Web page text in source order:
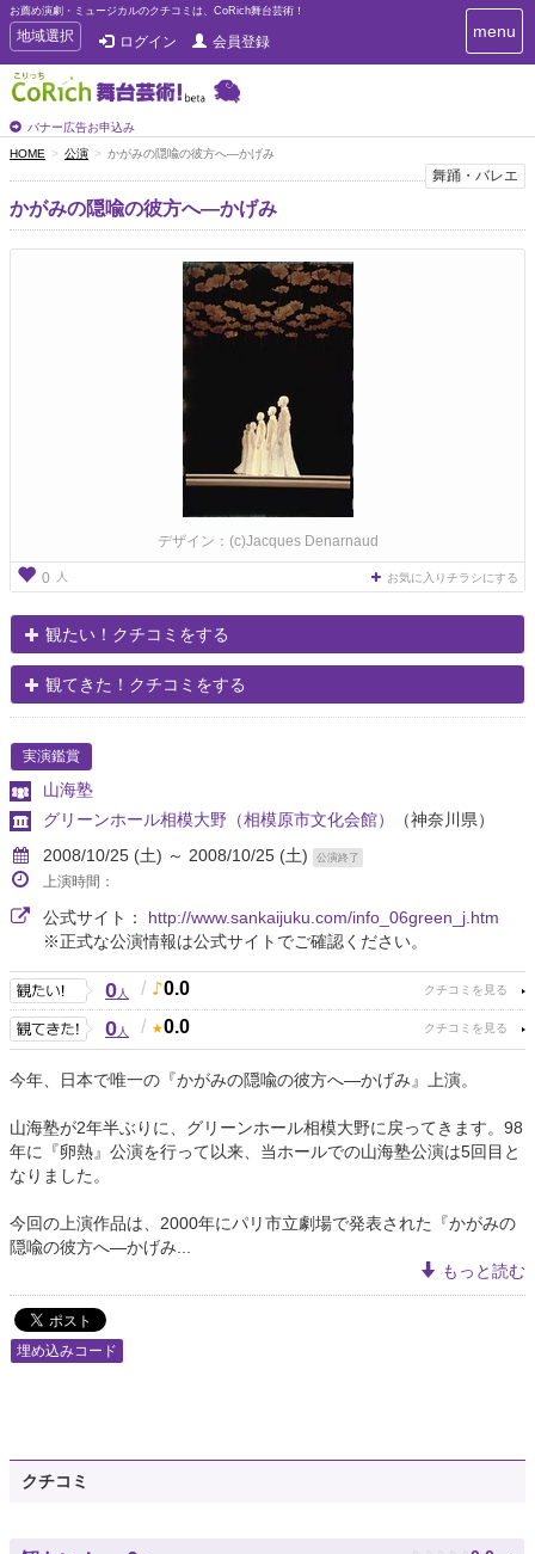
お薦め演劇・ミュージカルのクチコミは、CoRich舞台芸術！
T
o
g
g
e
n
a
v
i
地域選択 ログイン 会員登録
バナー広告お申込み
T
o
n
i
menu
HOME 公演 かがみの隠喩の彼方へ―かげみ
舞踊・バレエ
かがみの隠喩の彼方へ―かげみ
デザイン：(c)Jacques Denarnaud
0 人 お気に入りチラシにする
観たい！クチコミをする
観てきた！クチコミをする
実演鑑賞
山海塾
グリーンホール相模大野（相模原市文化会館）
（神奈川県）
2008/10/25 (土) ～ 2008/10/25 (土)
公演終了
上演時間：
公式サイト： http://www.sankaijuku.com/info_06green_j.htm
※正式な公演情報は公式サイトでご確認ください。
0人 / 0.0
0人 / 0.0
今年、日本で唯一の『かがみの隠喩の彼方へ―かげみ』上演。
山海塾が2年半ぶりに、グリーンホール相模大野に戻ってきます。98
年に『卵熱』公演を行って以来、当ホールでの山海塾公演は5回目と
なりました。
今回の上演作品は、2000年にパリ市立劇場で発表された『かがみの
隠喩の彼方へ―かげみ...
もっと読む
埋め込みコード
クチコミ